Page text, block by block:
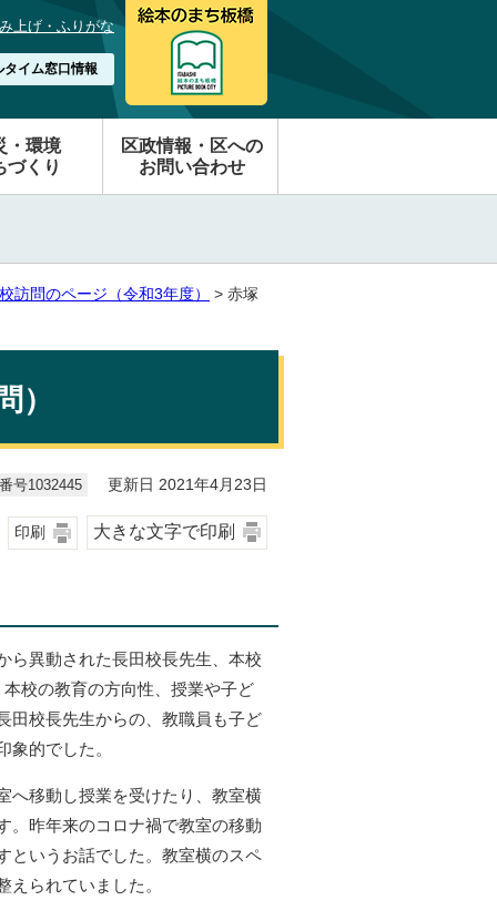
上げ・ふりがな
タイム窓口情報
・環境
づくり
区政情報・区への
お問い合わせ
訪問のページ（令和3年度）
> 赤塚
）
号1032445 更新日 2021年4月23日
印刷 大きな文字で印刷
ら異動された長田校長先生、本校
校の教育の方向性、授業や子ど
田校長先生からの、教職員も子ど
的でした。
へ移動し授業を受けたり、教室横
。昨年来のコロナ禍で教室の移動
というお話でした。教室横のスペ
られていました。